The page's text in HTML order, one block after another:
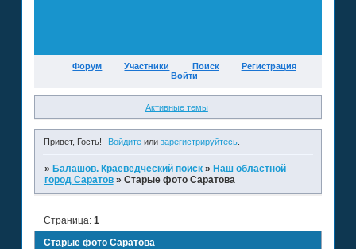
Форум Участники Поиск
Регистрация
Войти
Активные темы
Привет, Гость! Войдите илизарегистрируйтесь
» Балашов. Краеведческий поиск » Наш областной
город Саратов » Старые фото Саратова
Старые фото Саратова
Страница: 1